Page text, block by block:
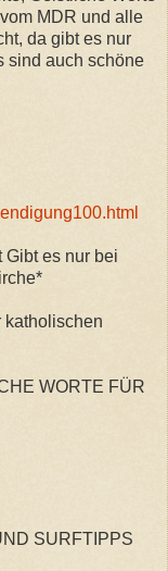
MDR und alle
da gibt es nur
sind auch schöne
Gibt es nur bei
katholischen
WORTE FÜR
SURFTIPPS